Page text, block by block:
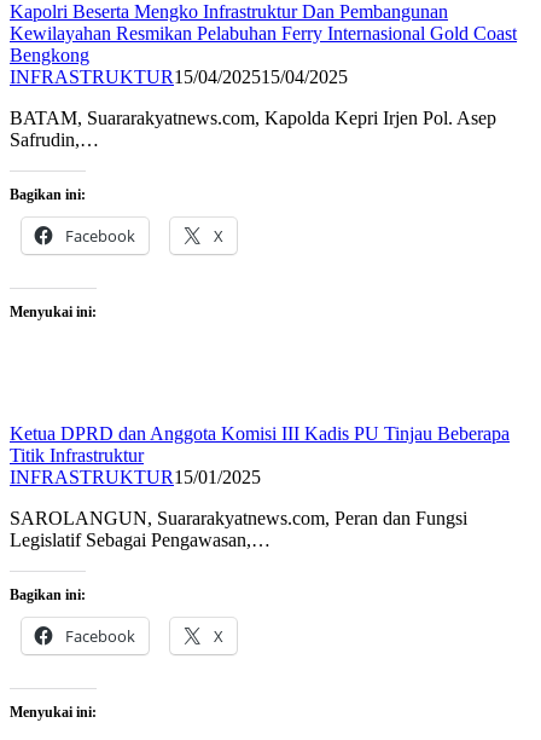
Kapolri Beserta Mengko Infrastruktur Dan Pembangunan
Kewilayahan Resmikan Pelabuhan Ferry Internasional Gold Coast
Bengkong
INFRASTRUKTUR15/04/202515/04/2025
BATAM, Suararakyatnews.com, Kapolda Kepri Irjen Pol. Asep
Safrudin,…
Bagikan ini:
Facebook X
Menyukai ini:
Ketua DPRD dan Anggota Komisi III Kadis PU Tinjau Beberapa
Titik Infrastruktur
INFRASTRUKTUR15/01/2025
SAROLANGUN, Suararakyatnews.com, Peran dan Fungsi
Legislatif Sebagai Pengawasan,…
Bagikan ini:
Facebook X
Menyukai ini: